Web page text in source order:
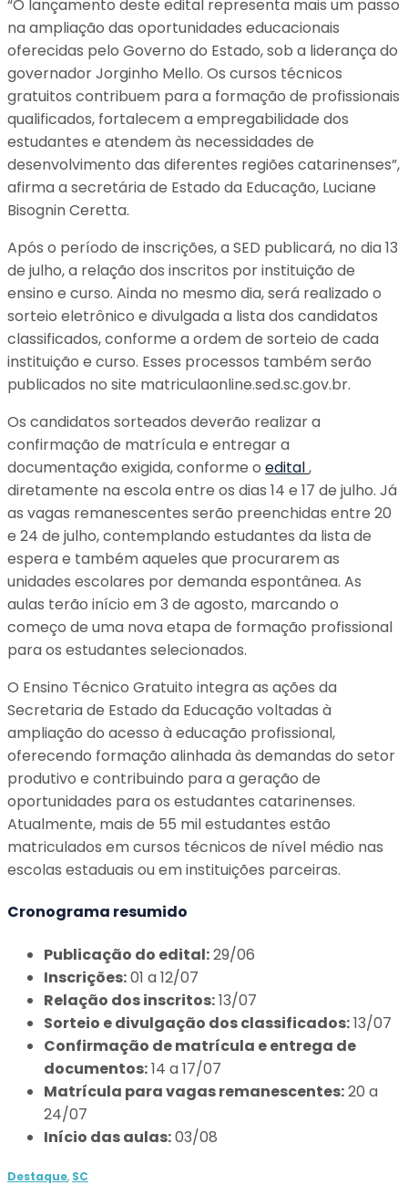
“O lançamento deste edital representa mais um passo
na ampliação das oportunidades educacionais
oferecidas pelo Governo do Estado, sob a liderança do
governador Jorginho Mello. Os cursos técnicos
gratuitos contribuem para a formação de profissionais
qualificados, fortalecem a empregabilidade dos
estudantes e atendem às necessidades de
desenvolvimento das diferentes regiões catarinenses”,
afirma a secretária de Estado da Educação, Luciane
Bisognin Ceretta.
Após o período de inscrições, a SED publicará, no dia 13
de julho, a relação dos inscritos por instituição de
ensino e curso. Ainda no mesmo dia, será realizado o
sorteio eletrônico e divulgada a lista dos candidatos
classificados, conforme a ordem de sorteio de cada
instituição e curso. Esses processos também serão
publicados no site matriculaonline.sed.sc.gov.br.
Os candidatos sorteados deverão realizar a
confirmação de matrícula e entregar a
documentação exigida, conforme o edital,
diretamente na escola entre os dias 14 e 17 de julho. Já
as vagas remanescentes serão preenchidas entre 20
e 24 de julho, contemplando estudantes da lista de
espera e também aqueles que procurarem as
unidades escolares por demanda espontânea. As
aulas terão início em 3 de agosto, marcando o
começo de uma nova etapa de formação profissional
para os estudantes selecionados.
O Ensino Técnico Gratuito integra as ações da
Secretaria de Estado da Educação voltadas à
ampliação do acesso à educação profissional,
oferecendo formação alinhada às demandas do setor
produtivo e contribuindo para a geração de
oportunidades para os estudantes catarinenses.
Atualmente, mais de 55 mil estudantes estão
matriculados em cursos técnicos de nível médio nas
escolas estaduais ou em instituições parceiras.
Cronograma resumido
Publicação do edital:29/06
Inscrições:01 a 12/07
Relação dos inscritos:13/07
Sorteio e divulgação dos classificados:13/07
Confirmação de matrícula e entrega de
documentos:14 a 17/07
Matrícula para vagas remanescentes:20 a
24/07
Início das aulas:03/08
Destaque, SC